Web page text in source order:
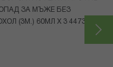
ЗА МЪЖЕ БЕЗ
(3М.) 60МЛ X 3 4473